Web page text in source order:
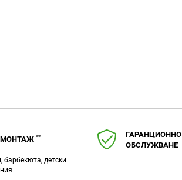
МОНТАЖ **
барбекюта, детски
ГАРАНЦИОННО
ОБСЛУЖВАНЕ